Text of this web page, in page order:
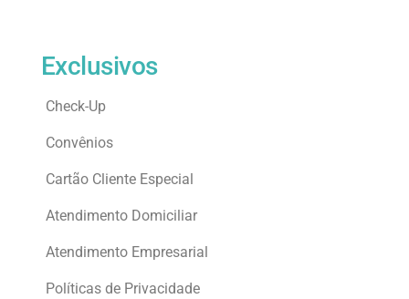
Exclusivos
Check-Up
Convênios
Cartão Cliente Especial
Atendimento Domiciliar
Atendimento Empresarial
Políticas de Privacidade